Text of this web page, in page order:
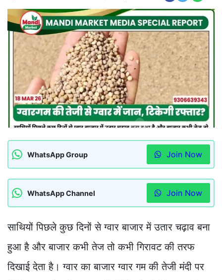
WhatsApp Group Join Now
WhatsApp Channel Join Now
साथियों पिछले कुछ दिनों से ग्वार बाजार में उतार चढ़ाव बना
हुआ है और बाजार कभी तेज तो कभी गिरावट की तरफ
दिखाई देता है। ग्वार का बाजार ग्वार गम की तेजी मंदी पर